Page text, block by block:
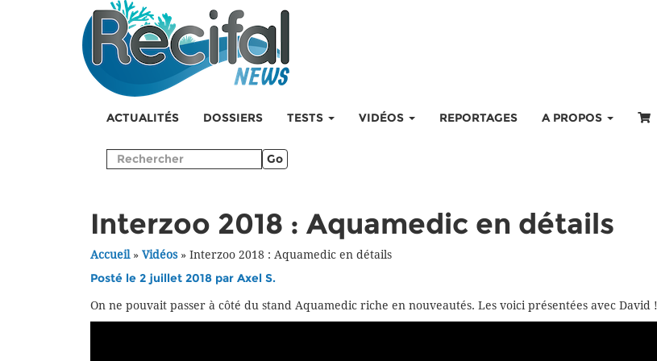
ACTUALITÉS DOSSIERS TESTS VIDÉOS REPORTAGES A PROPOS
Go
Interzoo 2018 : Aquamedic en détails
Accueil» Vidéos» Interzoo 2018 : Aquamedic en détails
Posté le 2 juillet 2018 par Axel S.
On ne pouvait passer à côté du stand Aquamedic riche en nouveautés. Les voici présentées avec David !